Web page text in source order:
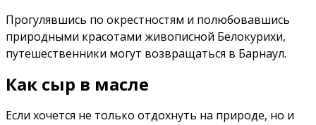
Прогулявшись по окрестностям и полюбовавшись
природными красотами живописной Белокурихи,
путешественники могут возвращаться в Барнаул.
Как сыр в масле
Если хочется не только отдохнуть на природе, но и